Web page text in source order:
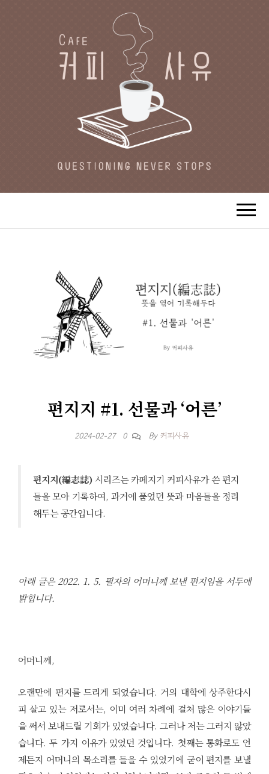
CAFE 커피사유
카페지기 커피사유의 커피와 사유(思
惟)가 있는 공간.
편지지 #1. 선물과 ‘어른’
2024-02-27 0 By 커피사유
편지지(編志誌) 시리즈는 카페지기 커피사유가 쓴 편지
들을 모아 기록하여, 과거에 품었던 뜻과 마음들을 정리
해두는 공간입니다.
아래 글은 2022. 1. 5. 필자의 어머니께 보낸 편지임을 서두에
밝힙니다.
어머니께,
오랜만에 편지를 드리게 되었습니다. 거의 대학에 상주한다시
피 살고 있는 저로서는, 이미 여러 차례에 걸쳐 많은 이야기들
을 써서 보내드릴 기회가 있었습니다. 그러나 저는 그러지 않았
습니다. 두 가지 이유가 있었던 것입니다. 첫째는 통화로도 언
제든지 어머니의 목소리를 들을 수 있었기에 굳이 편지를 보낼